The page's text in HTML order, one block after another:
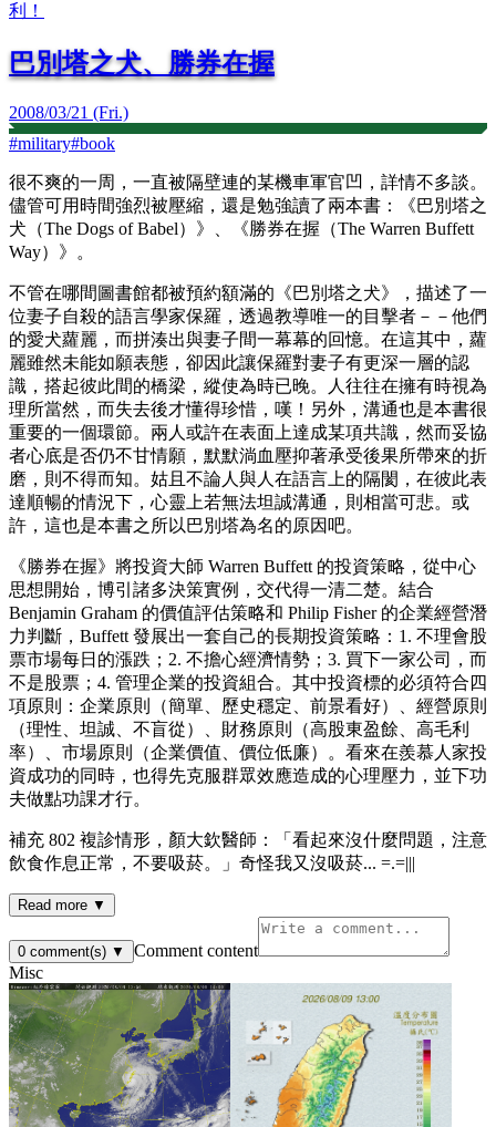
利！
巴別塔之犬、勝券在握
2008/03/21 (Fri.)
#military#book
很不爽的一周，一直被隔壁連的某機車軍官凹，詳情不多談。
儘管可用時間強烈被壓縮，還是勉強讀了兩本書：《巴別塔之
犬（The Dogs of Babel）》、《勝券在握（The Warren Buffett
Way）》。
不管在哪間圖書館都被預約額滿的《巴別塔之犬》，描述了一
位妻子自殺的語言學家保羅，透過教導唯一的目擊者－－他們
的愛犬蘿麗，而拼湊出與妻子間一幕幕的回憶。在這其中，蘿
麗雖然未能如願表態，卻因此讓保羅對妻子有更深一層的認
識，搭起彼此間的橋梁，縱使為時已晚。人往往在擁有時視為
理所當然，而失去後才懂得珍惜，嘆！另外，溝通也是本書很
重要的一個環節。兩人或許在表面上達成某項共識，然而妥協
者心底是否仍不甘情願，默默淌血壓抑著承受後果所帶來的折
磨，則不得而知。姑且不論人與人在語言上的隔閡，在彼此表
達順暢的情況下，心靈上若無法坦誠溝通，則相當可悲。或
許，這也是本書之所以巴別塔為名的原因吧。
《勝券在握》將投資大師 Warren Buffett 的投資策略，從中心
思想開始，博引諸多決策實例，交代得一清二楚。結合
Benjamin Graham 的價值評估策略和 Philip Fisher 的企業經營潛
力判斷，Buffett 發展出一套自己的長期投資策略：1. 不理會股
票市場每日的漲跌；2. 不擔心經濟情勢；3. 買下一家公司，而
不是股票；4. 管理企業的投資組合。其中投資標的必須符合四
項原則：企業原則（簡單、歷史穩定、前景看好）、經營原則
（理性、坦誠、不盲從）、財務原則（高股東盈餘、高毛利
率）、市場原則（企業價值、價位低廉）。看來在羨慕人家投
資成功的同時，也得先克服群眾效應造成的心理壓力，並下功
夫做點功課才行。
補充 802 複診情形，顏大欽醫師：「看起來沒什麼問題，注意
飲食作息正常，不要吸菸。」奇怪我又沒吸菸... =.=|||
Read more ▼
0 comment(s) ▼
Comment content
Misc